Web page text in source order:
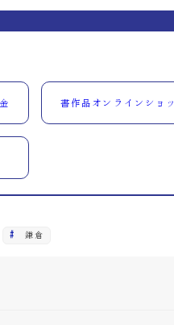
書作品オンラインショ
鎌倉